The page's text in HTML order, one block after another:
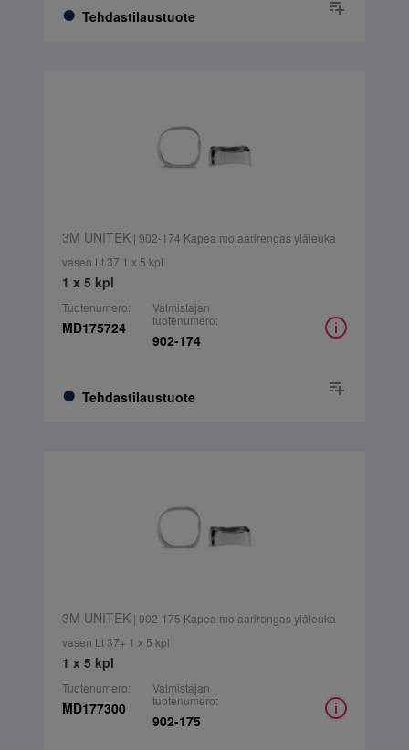
Tehdastilaustuote
3M UNITEK| 902-174 Kapea molaarirengas yläleuka
vasen Lt 37 1 x 5 kpl
1 x 5 kpl
Tuotenumero:
MD175724
Tehdastilaustuote
Valmistajan
tuotenumero:
902-174
3M UNITEK| 902-175 Kapea molaarirengas yläleuka
vasen Lt 37+ 1 x 5 kpl
1 x 5 kpl
Tuotenumero:
MD177300
Valmistajan
tuotenumero:
902-175